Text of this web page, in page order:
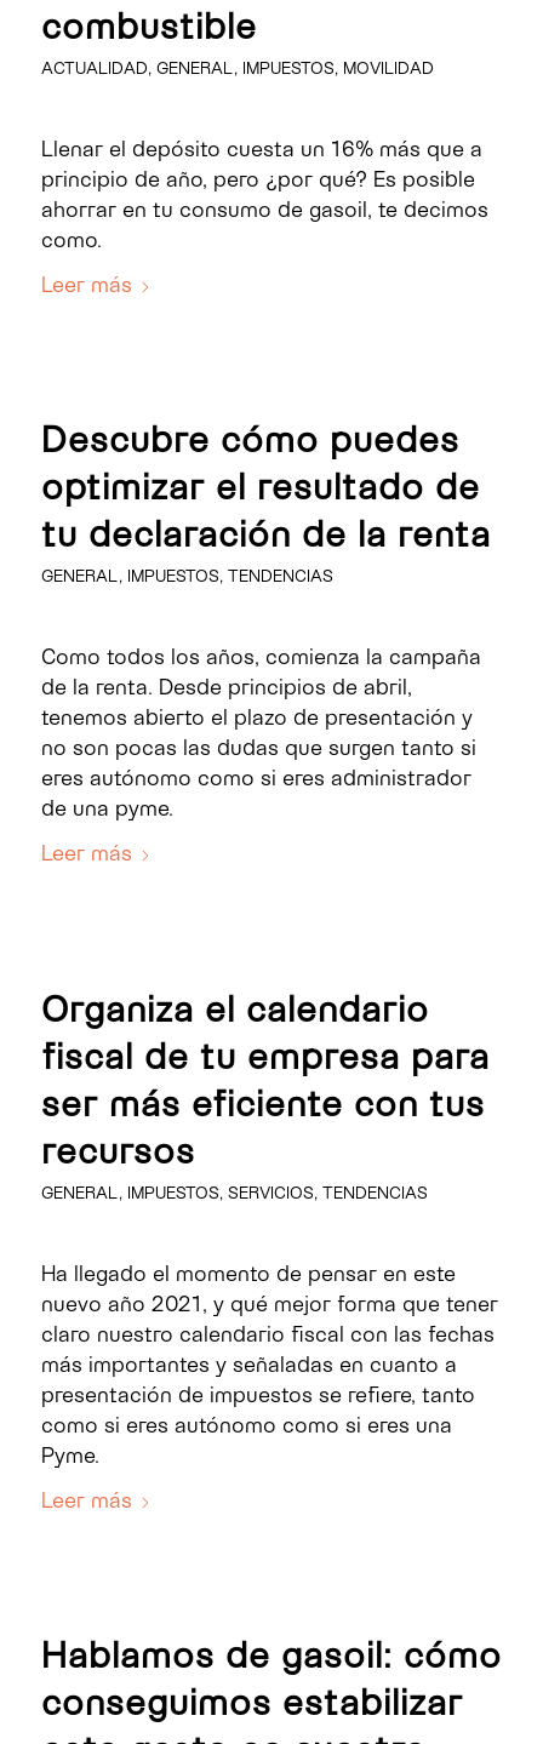
combustible
ACTUALIDAD, GENERAL , IMPUESTOS, MOVILIDAD
Llenar el depósito cuesta un 16% más que a
principio de año, pero ¿por qué? Es posible
ahorrar en tu consumo de gasoil, te decimos
como.
Leer más
Descubre cómo puedes
optimizar el resultado de
tu declaración de la renta
GENERAL , IMPUESTOS, TENDENCIAS
Como todos los años, comienza la campaña
de la renta. Desde principios de abril,
tenemos abierto el plazo de presentación y
no son pocas las dudas que surgen tanto si
eres autónomo como si eres administrador
de una pyme.
Leer más
Organiza el calendario
fiscal de tu empresa para
ser más eficiente con tus
recursos
GENERAL , IMPUESTOS, SERVICIOS, TENDENCIAS
Ha llegado el momento de pensar en este
nuevo año 2021, y qué mejor forma que tener
claro nuestro calendario fiscal con las fechas
más importantes y señaladas en cuanto a
presentación de impuestos se refiere, tanto
como si eres autónomo como si eres una
Pyme.
Leer más
Hablamos de gasoil: cómo
conseguimos estabilizar